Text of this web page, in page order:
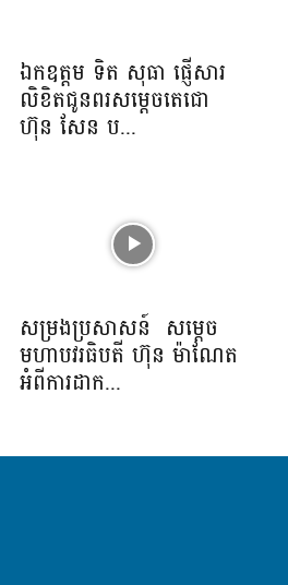
ឯកឧត្តម ទិត សុធា ផ្ញើសារ
លិខិតជូនពរសម្តេចតេជោ
ហ៊ុន សែន ប...
សម្រងប្រសាសន៍ សម្ដេច
មហាបវរធិបតី ហ៊ុន ម៉ាណែត
អំពីការដាក...